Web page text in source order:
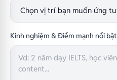
Kinh nghiệm & Điểm mạnh nổi bật